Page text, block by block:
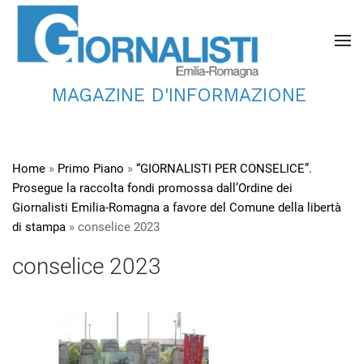
MAGAZINE D'INFORMAZIONE
Home » Primo Piano » “GIORNALISTI PER CONSELICE”.
Prosegue la raccolta fondi promossa dall’Ordine dei
Giornalisti Emilia-Romagna a favore del Comune della libertà
di stampa » conselice 2023
conselice 2023